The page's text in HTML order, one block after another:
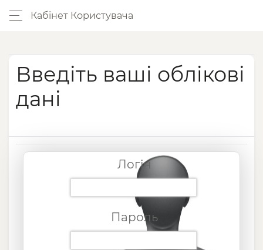
Кабінет Користувача
Введіть ваші облікові
дані
Логін
Пароль